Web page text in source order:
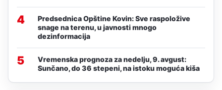
4
Predsednica Opštine Kovin: Sve raspoložive
snage na terenu, u javnosti mnogo
dezinformacija
5
Vremenska prognoza za nedelju, 9. avgust:
Sunčano, do 36 stepeni, na istoku moguća kiša